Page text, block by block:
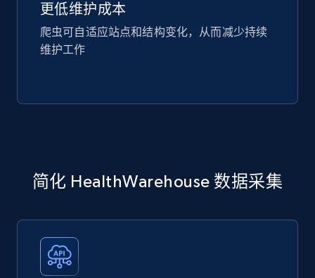
更低维护成本
爬虫可自适应站点和结构变化，从而减少持续
维护工作
简化 HealthWarehouse 数据采集